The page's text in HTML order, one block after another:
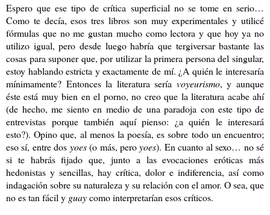
Espero que ese tipo de crítica superficial no se tome en serio…
Como te decía, esos tres libros son muy experimentales y utilicé
fórmulas que no me gustan mucho como lectora y que hoy ya no
utilizo igual, pero desde luego habría que tergiversar bastante las
cosas para suponer que, por utilizar la primera persona del singular,
estoy hablando estricta y exactamente de mí. ¿A quién le interesaría
mínimamente? Entonces la literatura sería voyeurismo, y aunque
éste está muy bien en el porno, no creo que la literatura acabe ahí
(de hecho, me siento en medio de una paradoja con este tipo de
entrevistas porque también aquí pienso: ¿a quién le interesará
esto?). Opino que, al menos la poesía, es sobre todo un encuentro;
eso sí, entre dos yoes(o más, peroyoes). En cuanto al sexo… no sé
si te habrás fijado que, junto a las evocaciones eróticas más
hedonistas y sencillas, hay crítica, dolor e indiferencia, así como
indagación sobre su naturaleza y su relación con el amor. O sea, que
no es tan fácil y guaycomo interpretarían esos críticos.